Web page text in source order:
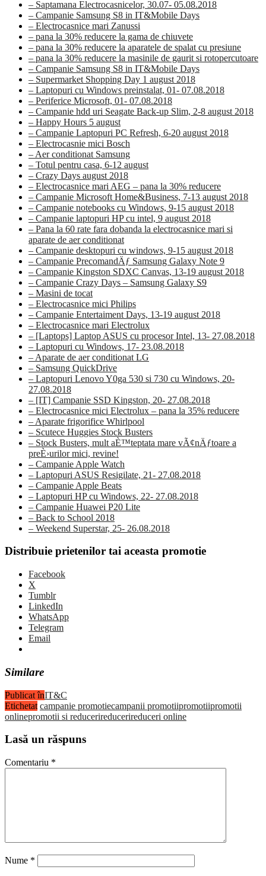
– Saptamana Electrocasnicelor, 30.07- 05.08.2018
– Campanie Samsung S8 in IT&Mobile Days
– Electrocasnice mari Zanussi
– pana la 30% reducere la gama de chiuvete
– pana la 30% reducere la aparatele de spalat cu presiune
– pana la 30% reducere la masinile de gaurit si rotopercutoare
– Campanie Samsung S8 in IT&Mobile Days
– Supermarket Shopping Day 1 august 2018
– Laptopuri cu Windows preinstalat, 01- 07.08.2018
– Periferice Microsoft, 01- 07.08.2018
– Campanie hdd uri Seagate Back-up Slim, 2-8 august 2018
– Happy Hours 5 august
– Campanie Laptopuri PC Refresh, 6-20 august 2018
– Electrocasnie mici Bosch
– Aer conditionat Samsung
– Totul pentru casa, 6-12 august
– Crazy Days august 2018
– Electrocasnice mari AEG – pana la 30% reducere
– Campanie Microsoft Home&Business, 7-13 august 2018
– Campanie notebooks cu Windows, 9-15 august 2018
– Campanie laptopuri HP cu intel, 9 august 2018
– Pana la 60 rate fara dobanda la electrocasnice mari si
aparate de aer conditionat
– Campanie desktopuri cu windows, 9-15 august 2018
– Campanie PrecomandÄƒ Samsung Galaxy Note 9
– Campanie Kingston SDXC Canvas, 13-19 august 2018
– Campanie Crazy Days – Samsung Galaxy S9
– Masini de tocat
– Electrocasnice mici Philips
– Campanie Entertaiment Days, 13-19 august 2018
– Electrocasnice mari Electrolux
– [Laptops] Laptop ASUS cu procesor Intel, 13- 27.08.2018
– Laptopuri cu Windows, 17- 23.08.2018
– Aparate de aer conditionat LG
– Samsung QuickDrive
– Laptopuri Lenovo Y0ga 530 si 730 cu Windows, 20-
27.08.2018
– [IT] Campanie SSD Kingston, 20- 27.08.2018
– Electrocasnice mici Electrolux – pana la 35% reducere
– Aparate frigorifice Whirlpool
– Scutece Huggies Stock Busters
– Stock Busters, mult aÈ™teptata mare vÃ¢nÄƒtoare a
preÈ›urilor mici, revine!
– Campanie Apple Watch
– Laptopuri ASUS Resigilate, 21- 27.08.2018
– Campanie Apple Beats
– Laptopuri HP cu Windows, 22- 27.08.2018
– Campanie Huawei P20 Lite
– Back to School 2018
– Weekend Superstar, 25- 26.08.2018
Distribuie prietenilor tai aceasta promotie
Facebook
X
Tumblr
LinkedIn
WhatsApp
Telegram
Email
Similare
Publicat înIT&C
Etichetat campanie promotiecampanii promotiipromotiipromotii
onlinepromotii si reducerireducerireduceri online
Lasă un răspuns
Comentariu *
Nume *